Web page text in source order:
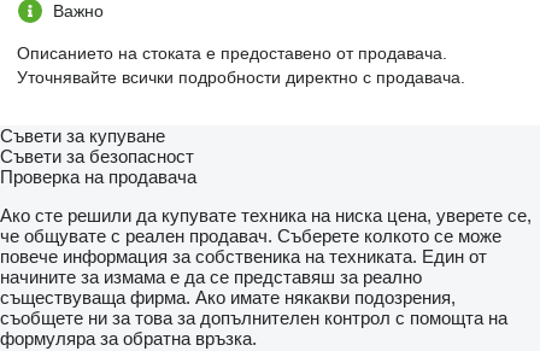
Важно
Описанието на стоката е предоставено от продавача.
Уточнявайте всички подробности директно с продавача.
Съвети за купуване
Съвети за безопасност
Проверка на продавача
Ако сте решили да купувате техника на ниска цена, уверете се,
че общувате с реален продавач. Съберете колкото се може
повече информация за собственика на техниката. Един от
начините за измама е да се представяш за реално
съществуваща фирма. Ако имате някакви подозрения,
съобщете ни за това за допълнителен контрол с помощта на
формуляра за обратна връзка.